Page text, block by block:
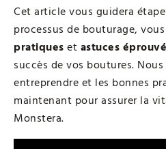
Cet article vous guidera
processus de bouturage,
pratiques et astuces
succès de vos boutures.
entreprendre et les bonnes
maintenant pour assurer la
Monstera.